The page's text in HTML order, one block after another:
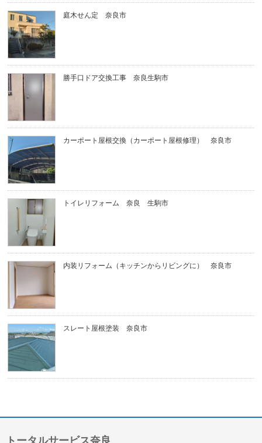
庭木せん定 奈良市
勝手口ドア交換工事 奈良生駒市
カーポート屋根交換（カーポート屋根修理） 奈良市
トイレリフォーム 奈良 生駒市
内装リフォーム（キッチンからリビングに） 奈良市
スレート屋根塗装 奈良市